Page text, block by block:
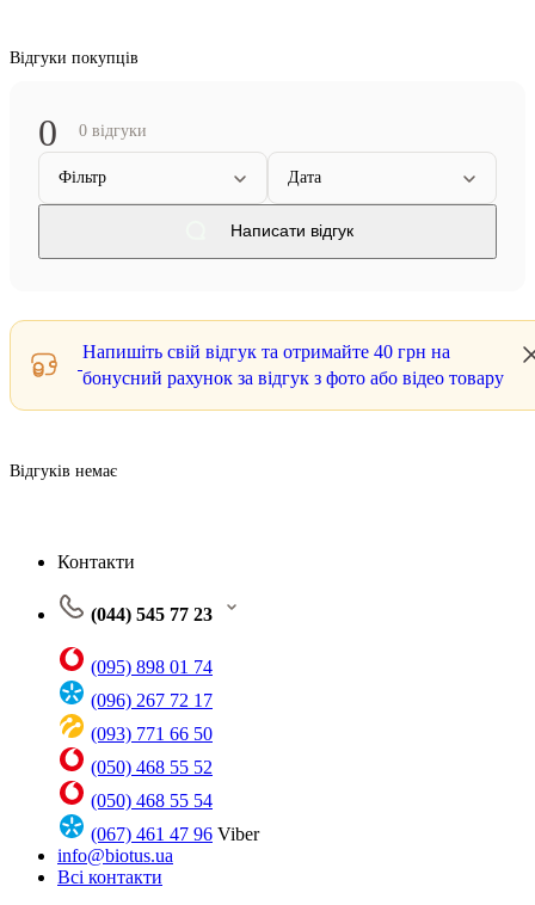
Відгуки покупців
0 0 відгуки
Фільтр Дата
Написати відгук
Напишіть свій відгук та отримайте 40 грн на
бонусний рахунок за відгук з фото або відео товару
Відгуків немає
Контакти
(044) 545 77 23
(095) 898 01 74
(096) 267 72 17
(093) 771 66 50
(050) 468 55 52
(050) 468 55 54
(067) 461 47 96 Viber
info@biotus.ua
Всі контакти